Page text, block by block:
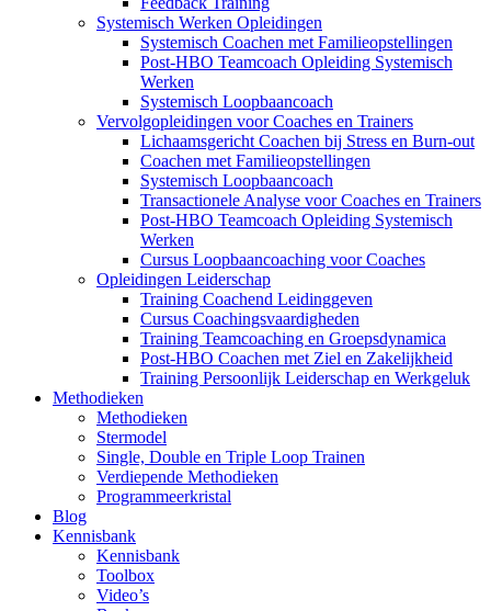
Systemisch Werken Opleidingen
Systemisch Coachen met Familieopstellingen
Post-HBO Teamcoach Opleiding Systemisch
Werken
Systemisch Loopbaancoach
Vervolgopleidingen voor Coaches en Trainers
Lichaamsgericht Coachen bij Stress en Burn-out
Coachen met Familieopstellingen
Systemisch Loopbaancoach
Transactionele Analyse voor Coaches en Trainers
Post-HBO Teamcoach Opleiding Systemisch
Werken
Cursus Loopbaancoaching voor Coaches
Opleidingen Leiderschap
Training Coachend Leidinggeven
Cursus Coachingsvaardigheden
Training Teamcoaching en Groepsdynamica
Post-HBO Coachen met Ziel en Zakelijkheid
Training Persoonlijk Leiderschap en Werkgeluk
Methodieken
Methodieken
Stermodel
Single, Double en Triple Loop Trainen
Verdiepende Methodieken
Programmeerkristal
Blog
Kennisbank
Kennisbank
Toolbox
Video’s